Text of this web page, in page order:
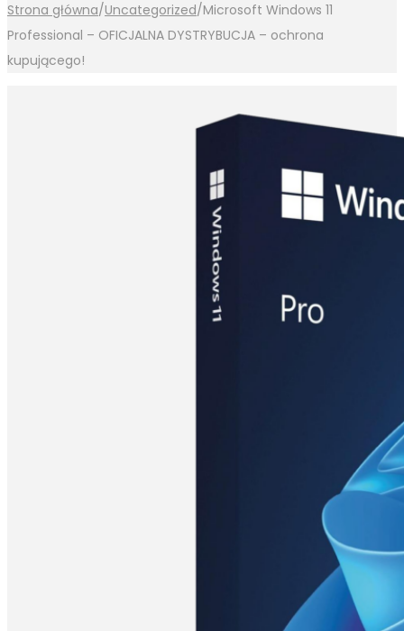
Strona główna/Uncategorized/Microsoft Windows 11
Professional – OFICJALNA DYSTRYBUCJA – ochrona
kupującego!